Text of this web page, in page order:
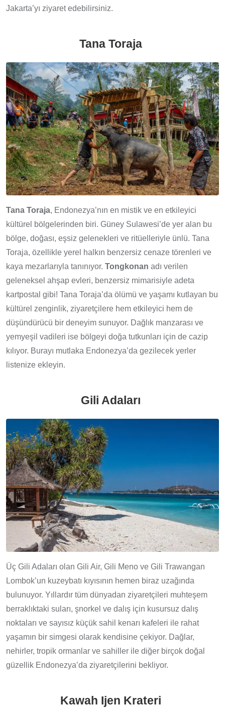
Jakarta’yı ziyaret edebilirsiniz.
Tana Toraja
Tana Toraja, Endonezya’nın en mistik ve en etkileyici
kültürel bölgelerinden biri. Güney Sulawesi’de yer alan bu
bölge, doğası, eşsiz gelenekleri ve ritüelleriyle ünlü. Tana
Toraja, özellikle yerel halkın benzersiz cenaze törenleri ve
kaya mezarlarıyla tanınıyor. Tongkonan adı verilen
geleneksel ahşap evleri, benzersiz mimarisiyle adeta
kartpostal gibi! Tana Toraja’da ölümü ve yaşamı kutlayan bu
kültürel zenginlik, ziyaretçilere hem etkileyici hem de
düşündürücü bir deneyim sunuyor. Dağlık manzarası ve
yemyeşil vadileri ise bölgeyi doğa tutkunları için de cazip
kılıyor. Burayı mutlaka Endonezya’da gezilecek yerler
listenize ekleyin.
Gili Adaları
Üç Gili Adaları olan Gili Air, Gili Meno ve Gili Trawangan
Lombok’un kuzeybatı kıyısının hemen biraz uzağında
bulunuyor. Yıllardır tüm dünyadan ziyaretçileri muhteşem
berraklıktaki suları, şnorkel ve dalış için kusursuz dalış
noktaları ve sayısız küçük sahil kenarı kafeleri ile rahat
yaşamın bir simgesi olarak kendisine çekiyor. Dağlar,
nehirler, tropik ormanlar ve sahiller ile diğer birçok doğal
güzellik Endonezya’da ziyaretçilerini bekliyor.
Kawah Ijen Krateri